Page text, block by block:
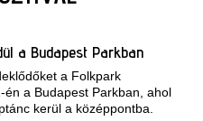
a Budapest Parkban
a Folkpark
a Budapest Parkban, ahol
kerül a középpontba.